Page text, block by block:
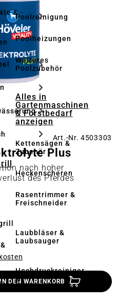
& -
Poolreinigung
Poolheizungen
Weiteres
Poolzubehör
Alles in
Gartenmaschinen
& Forstbedarf
anzeigen
Kettensägen &
Zubehör
Heckenscheren
Rasentrimmer &
Freischneider
Laubbläser &
Laubsauger
Hochdruckreiniger
&
Terrassenreinigung
Art.-Nr. 4503303
Plus
nach hoher
des Pferdes
IN DEN WARENKORB